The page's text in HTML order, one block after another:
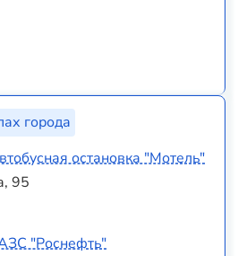
города
остановка "Мотель"
95
"Роснефть"